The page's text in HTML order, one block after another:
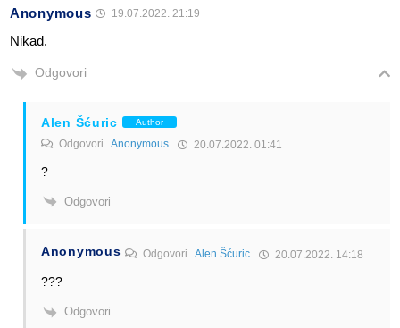
Anonymous 19.07.2022. 21:19
Nikad.
Odgovori
Alen Šćuric Author
Odgovori Anonymous 20.07.2022. 01:41
?
Odgovori
Anonymous OdgovoriAlen Šćuric 20.07.2022. 14:18
???
Odgovori